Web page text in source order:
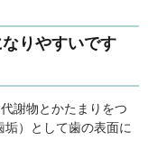
りやすいです
謝物とかたまりをつ
垢）として歯の表面に